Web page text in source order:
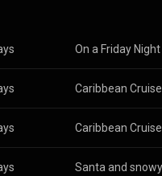
On a Friday Night
Caribbean Cruise
Caribbean Cruise